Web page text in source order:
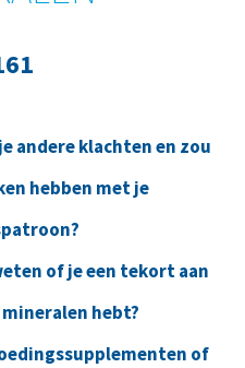
andere klachten en zou
hebben met je
of je een tekort aan
hebt?
of